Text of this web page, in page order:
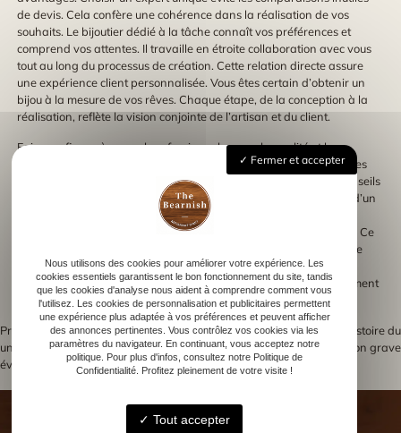
de devis. Cela confère une cohérence dans la réalisation de vos
souhaits. Le bijoutier dédié à la tâche connaît vos préférences et
comprend vos attentes. Il travaille en étroite collaboration avec vous
tout au long du processus de création. Cette relation directe assure
une expérience client personnalisée. Vous êtes certain d’obtenir un
bijou à la mesure de vos rêves. Chaque étape, de la conception à la
réalisation, reflète la vision conjointe de l’artisan et du client.
Faire confiance à un seul professionnel assure la qualité et la
cohérence du travail. Un bijoutier exclusif dispose des compétences
nécessaires pour répondre à toutes vos exigences. Il offre des conseils
précieux sur les choix esthétiques et techniques. Vous bénéficiez d’un
suivi personnalisé et d’une communication fluide. Cela évite les
intermédiaires et garantit une exécution conforme à vos attentes. Ce
partenariat unique crée une relation de confiance précieuse. Votre
bijou gravé devient ainsi une pièce unique, issue d’une expertise
reconnue et d’une compréhension mutuelle des désirs. L’engagement
d’un professionnel vous garantit la perfection de l’ouvrage final.
Navigation
de
Previous:
Idées créatives pour offrir
une coupe à personnaliser lors d’un
événement
Next: Découvrir l’histoire du
mousqueton grave
Fermer et accepter
Nous utilisons des cookies pour améliorer votre expérience. Les
cookies essentiels garantissent le bon fonctionnement du site, tandis
que les cookies d'analyse nous aident à comprendre comment vous
l'utilisez. Les cookies de personnalisation et publicitaires permettent
une expérience plus adaptée à vos préférences et peuvent afficher
des annonces pertinentes. Vous contrôlez vos cookies via les
paramètres du navigateur. En continuant, vous acceptez notre
politique. Pour plus d'infos, consultez notre Politique de
Confidentialité. Profitez pleinement de votre visite !
Tout accepter